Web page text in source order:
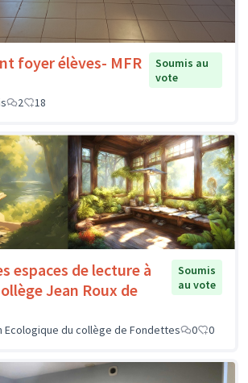
foyer élèves- MFR
Soumis au
vote
2 18
espaces de lecture à
Jean Roux de
Soumis
au vote
Ecologique du collège de Fondettes 0 0